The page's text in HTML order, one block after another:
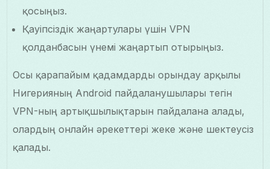
қосыңыз.
Қауіпсіздік жаңартулары үшін VPN
қолданбасын үнемі жаңартып отырыңыз.
Осы қарапайым қадамдарды орындау арқылы
Нигерияның Android пайдаланушылары тегін
VPN-ның артықшылықтарын пайдалана алады,
олардың онлайн әрекеттері жеке және шектеусіз
қалады.